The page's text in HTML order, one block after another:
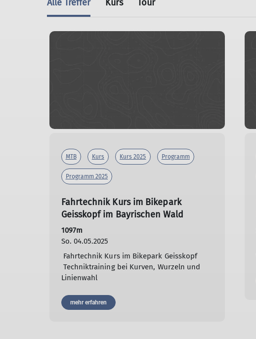
Alle Treffer Kurs Tour
MTB Kurs Kurs 2025 Programm
Programm 2025
Fahrtechnik Kurs im Bikepark
Geisskopf im Bayrischen Wald
1097m
So. 04.05.2025
Fahrtechnik Kurs im Bikepark Geisskopf
Techniktraining bei Kurven, Wurzeln und
Linienwahl
mehr erfahren